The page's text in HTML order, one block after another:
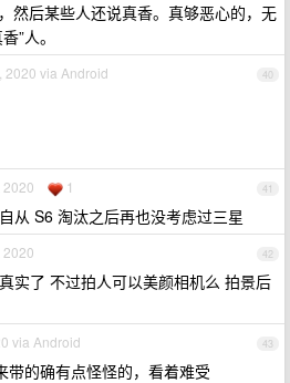
然后某些人还说真香。真够恶心的，无
”人。
40
2020 via Android
41
2020 1
从 S6 淘汰之后再也没考虑过三星
42
2020
实了 不过拍人可以美颜相机么 拍景后
43
via Android
带的确有点怪怪的，看着难受